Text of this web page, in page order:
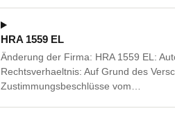
HRA 1559 EL
Änderung der Firma: HRA 1559 EL:
Rechtsverhaeltnis: Auf Grund des
Zustimmungsbeschlüsse vom…